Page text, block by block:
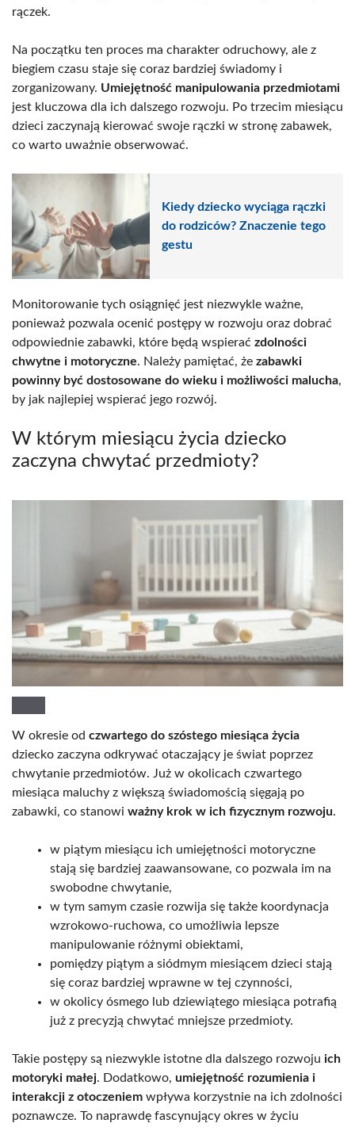
rączek.
Na początku ten proces ma charakter odruchowy, ale z
biegiem czasu staje się coraz bardziej świadomy i
zorganizowany. Umiejętność manipulowania przedmiotami
jest kluczowa dla ich dalszego rozwoju. Po trzecim miesiącu
dzieci zaczynają kierować swoje rączki w stronę zabawek,
co warto uważnie obserwować.
Kiedy dziecko wyciąga rączki
do rodziców? Znaczenie tego
gestu
Monitorowanie tych osiągnięć jest niezwykle ważne,
ponieważ pozwala ocenić postępy w rozwoju oraz dobrać
odpowiednie zabawki, które będą wspierać zdolności
chwytne i motoryczne. Należy pamiętać, że zabawki
powinny być dostosowane do wieku i możliwości malucha,
by jak najlepiej wspierać jego rozwój.
W którym miesiącu życia dziecko
zaczyna chwytać przedmioty?
W okresie od czwartego do szóstego miesiąca życia
dziecko zaczyna odkrywać otaczający je świat poprzez
chwytanie przedmiotów. Już w okolicach czwartego
miesiąca maluchy z większą świadomością sięgają po
zabawki, co stanowi ważny krok w ich fizycznym rozwoju.
w piątym miesiącu ich umiejętności motoryczne
stają się bardziej zaawansowane, co pozwala im na
swobodne chwytanie,
w tym samym czasie rozwija się także koordynacja
wzrokowo-ruchowa, co umożliwia lepsze
manipulowanie różnymi obiektami,
pomiędzy piątym a siódmym miesiącem dzieci stają
się coraz bardziej wprawne w tej czynności,
w okolicy ósmego lub dziewiątego miesiąca potrafią
już z precyzją chwytać mniejsze przedmioty.
Takie postępy są niezwykle istotne dla dalszego rozwoju ich
motoryki małej. Dodatkowo, umiejętność rozumienia i
interakcji z otoczeniem wpływa korzystnie na ich zdolności
poznawcze. To naprawdę fascynujący okres w życiu